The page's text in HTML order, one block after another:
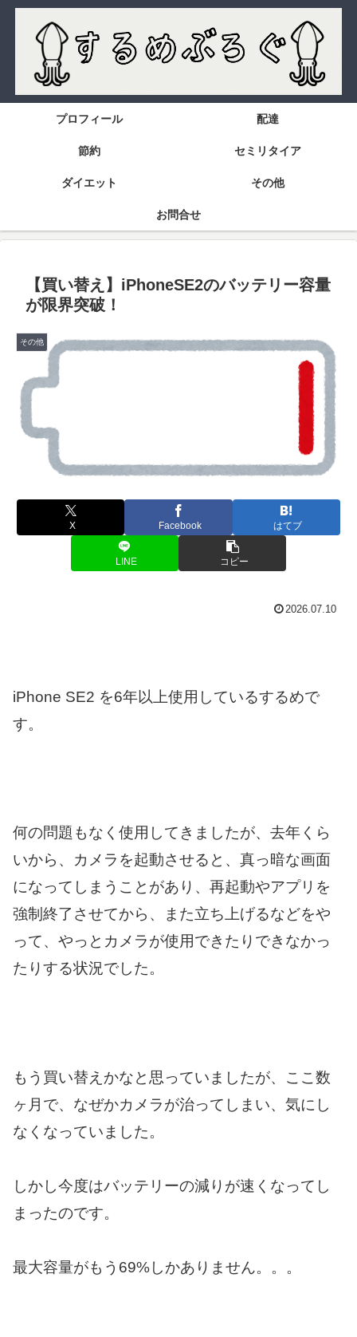
プロフィール 配達
節約 セミリタイア
ダイエット その他
お問合せ
【買い替え】iPhoneSE2のバッテリー容量
が限界突破！
その他
X Facebook はてブ
LINE コピー
2026.07.10
iPhone SE2 を6年以上使用しているするめで
す。
何の問題もなく使用してきましたが、去年くら
いから、カメラを起動させると、真っ暗な画面
になってしまうことがあり、再起動やアプリを
強制終了させてから、また立ち上げるなどをや
って、やっとカメラが使用できたりできなかっ
たりする状況でした。
もう買い替えかなと思っていましたが、ここ数
ヶ月で、なぜかカメラが治ってしまい、気にし
なくなっていました。
しかし今度はバッテリーの減りが速くなってし
まったのです。
最大容量がもう69%しかありません。。。